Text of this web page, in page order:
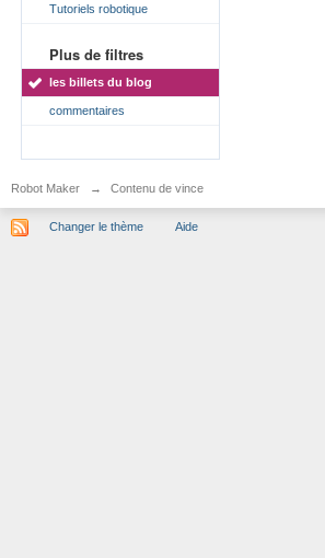
Tutoriels robotique
Plus de filtres
les billets du blog
commentaires
Robot Maker → Contenu de vince
Changer le thème Aide